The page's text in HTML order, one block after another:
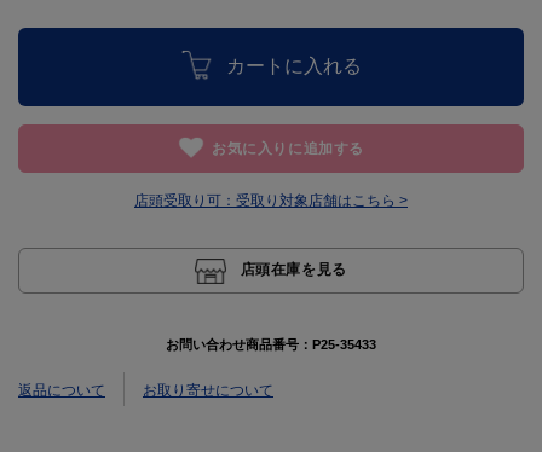
カートに入れる
お気に入りに追加する
店頭受取り可： 受取り対象店舗はこちら >
店頭在庫を見る
お問い合わせ商品番号： P25-35433
返品について お取り寄せについて